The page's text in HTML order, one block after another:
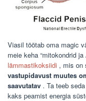
Viasil töötab oma magic
meie keha “mitokondrid
lämmastikoksiidi , mis on
vastupidavust muutes
saavutatav . Ta teeb seda
kaks peamist energia